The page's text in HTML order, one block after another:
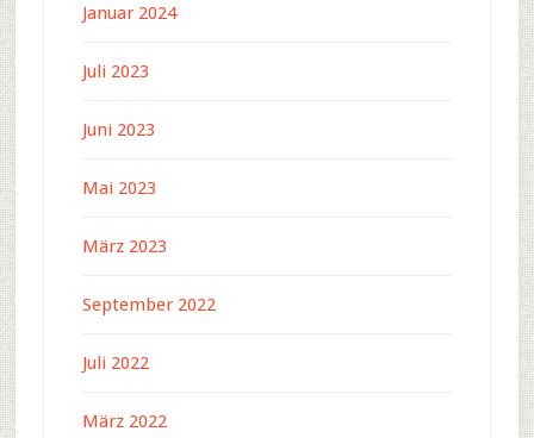
Januar 2024
Juli 2023
Juni 2023
Mai 2023
März 2023
September 2022
Juli 2022
März 2022